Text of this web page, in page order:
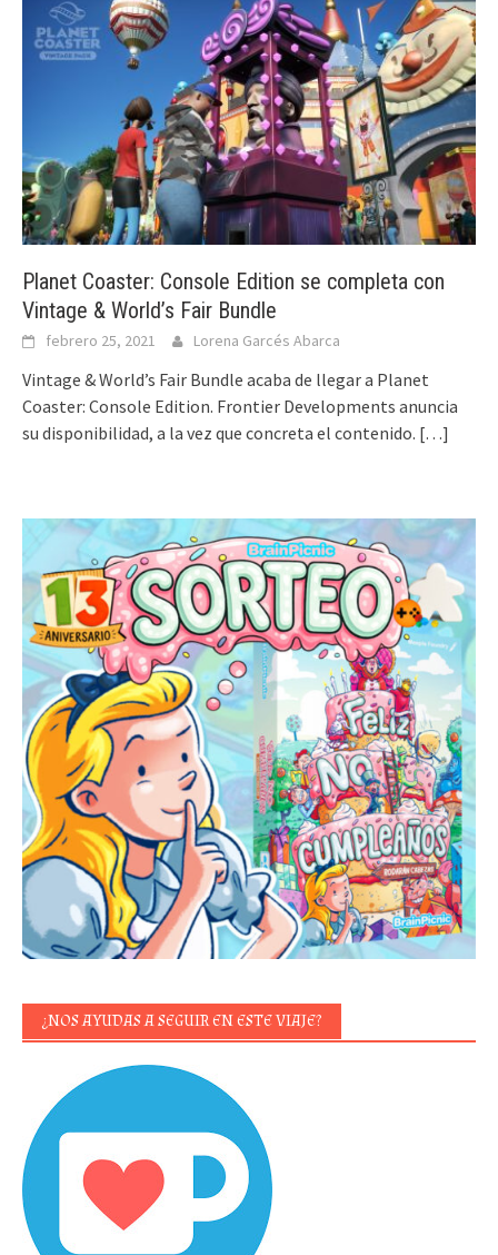
Planet Coaster: Console Edition se completa con
Vintage & World’s Fair Bundle
febrero 25, 2021 Lorena Garcés Abarca
Vintage & World’s Fair Bundle acaba de llegar a Planet
Coaster: Console Edition. Frontier Developments anuncia
su disponibilidad, a la vez que concreta el contenido. […]
¿NOS AYUDAS A SEGUIR EN ESTE VIAJE?